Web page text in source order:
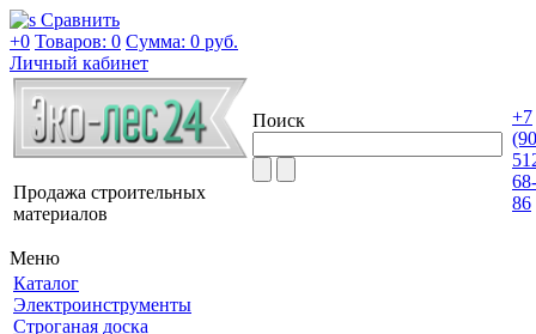
Сравнить
+0 Товаров: 0 Сумма: 0 руб.
Личный кабинет
Продажа строительных
материалов
Поиск
+7
68-
86
Меню
Каталог
Электроинструменты
Строганая доска